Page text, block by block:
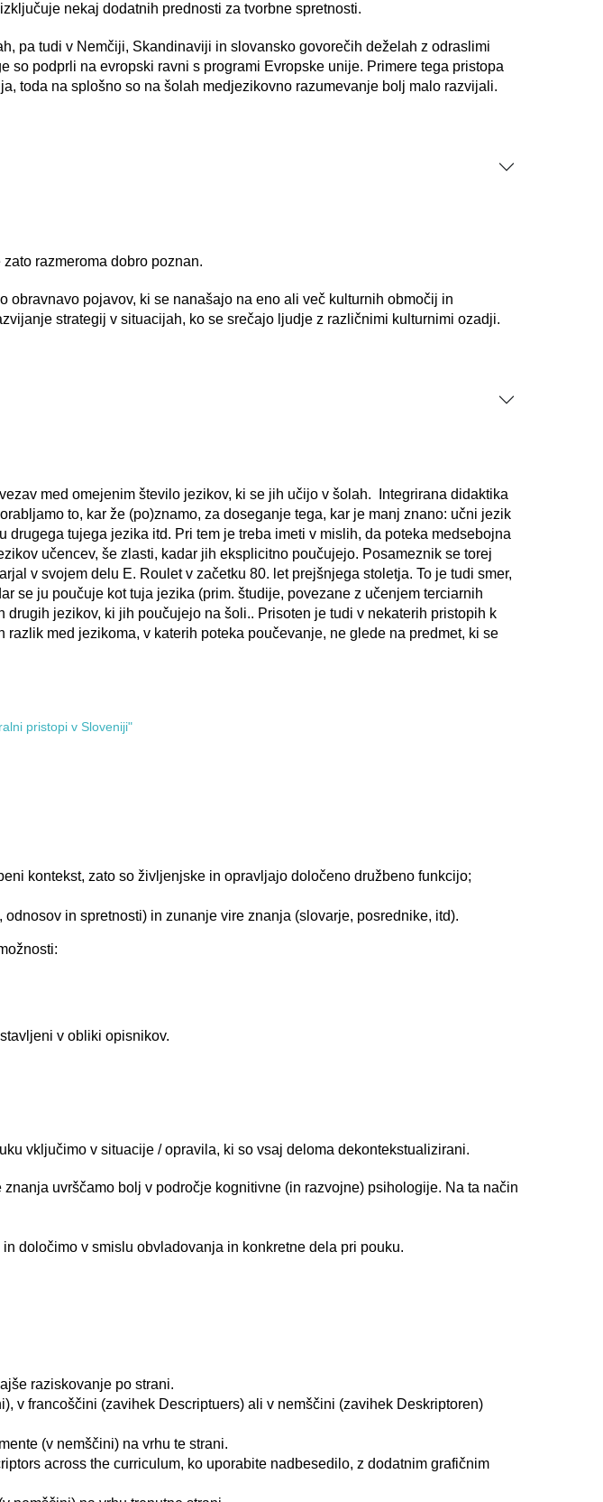
nekaj dodatnih prednosti za tvorbne spretnosti.
pa tudi v Nemčiji, Skandinaviji in slovansko govorečih deželah z odraslimi
podprli na evropski ravni s programi Evropske unije. Primere tega pristopa
toda na splošno so na šolah medjezikovno razumevanje bolj malo razvijali.
razmeroma dobro poznan.
pojavov, ki se nanašajo na eno ali več kulturnih območij in
strategij v situacijah, ko se srečajo ljudje z različnimi kulturnimi ozadji.
med omejenim število jezikov, ki se jih učijo v šolah. Integrirana didaktika
to, kar že (po)znamo, za doseganje tega, kar je manj znano: učni jezik
tujega jezika itd. Pri tem je treba imeti v mislih, da poteka medsebojna
učencev, še zlasti, kadar jih eksplicitno poučujejo. Posameznik se torej
v svojem delu E. Roulet v začetku 80. let prejšnjega stoletja. To je tudi smer,
se ju poučuje kot tuja jezika (prim. študije, povezane z učenjem terciarnih
jezikov, ki jih poučujejo na šoli.. Prisoten je tudi v nekaterih pristopih k
med jezikoma, v katerih poteka poučevanje, ne glede na predmet, ki se
pristopi v Sloveniji"
kontekst, zato so življenjske in opravljajo določeno družbeno funkcijo;
in spretnosti) in zunanje vire znanja (slovarje, posrednike, itd).
v obliki opisnikov.
vključimo v situacije / opravila, ki so vsaj deloma dekontekstualizirani.
uvrščamo bolj v področje kognitivne (in razvojne) psihologije. Na ta način
določimo v smislu obvladovanja in konkretne dela pri pouku.
raziskovanje po strani.
v francoščini (zavihek Descriptuers) ali v nemščini (zavihek Deskriptoren)
(v nemščini) na vrhu te strani.
across the curriculum, ko uporabite nadbesedilo, z dodatnim grafičnim